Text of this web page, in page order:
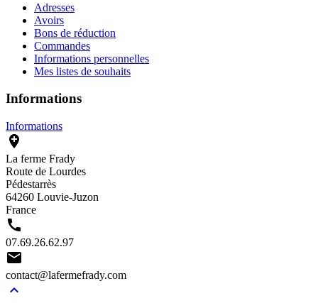
Adresses
Avoirs
Bons de réduction
Commandes
Informations personnelles
Mes listes de souhaits
Informations
Informations

La ferme Frady
Route de Lourdes
Pédestarrès
64260 Louvie-Juzon
France

07.69.26.62.97

contact@lafermefrady.com
